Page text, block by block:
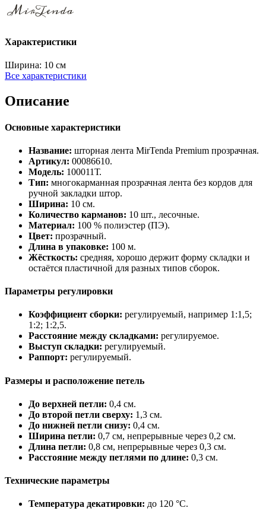
Характеристики
Ширина: 10 см
Все характеристики
Описание
Основные характеристики
Название: шторная лента MirTenda Premium прозрачная.
Артикул: 00086610.
Модель: 100011Т.
Тип: многокарманная прозрачная лента без кордов для
ручной закладки штор.
Ширина: 10 см.
Количество карманов: 10 шт., лесочные.
Материал: 100 % полиэстер (ПЭ).
Цвет: прозрачный.
Длина в упаковке: 100 м.
Жёсткость: средняя, хорошо держит форму складки и
остаётся пластичной для разных типов сборок.
Параметры регулировки
Коэффициент сборки: регулируемый, например 1:1,5;
1:2; 1:2,5.
Расстояние между складками: регулируемое.
Выступ складки: регулируемый.
Раппорт: регулируемый.
Размеры и расположение петель
До верхней петли: 0,4 см.
До второй петли сверху: 1,3 см.
До нижней петли снизу: 0,4 см.
Ширина петли: 0,7 см, непрерывные через 0,2 см.
Длина петли: 0,8 см, непрерывные через 0,3 см.
Расстояние между петлями по длине: 0,3 см.
Технические параметры
Температура декатировки: до 120 °C.